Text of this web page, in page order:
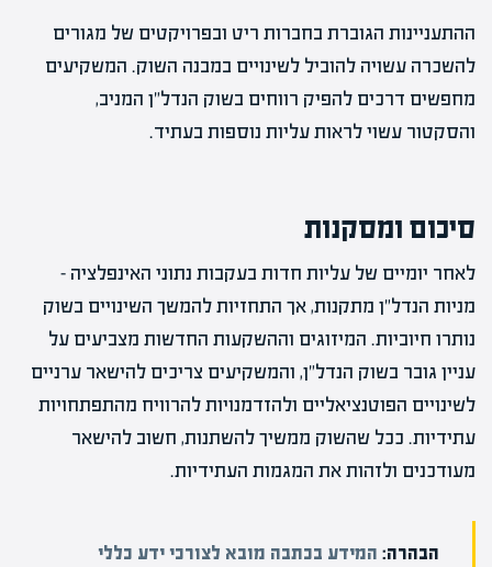
ההתעניינות הגוברת בחברות ריט ובפרויקטים של מגורים
להשכרה עשויה להוביל לשינויים במבנה השוק. המשקיעים
מחפשים דרכים להפיק רווחים בשוק הנדל"ן המניב,
והסקטור עשוי לראות עליות נוספות בעתיד.
סיכום ומסקנות
לאחר יומיים של עליות חדות בעקבות נתוני האינפלציה –
מניות הנדל"ן מתקנות, אך התחזיות להמשך השינויים בשוק
נותרו חיוביות. המיזוגים וההשקעות החדשות מצביעים על
עניין גובר בשוק הנדל"ן, והמשקיעים צריכים להישאר ערניים
לשינויים הפוטנציאליים ולהזדמנויות להרוויח מהתפתחויות
עתידיות. ככל שהשוק ממשיך להשתנות, חשוב להישאר
מעודכנים ולזהות את המגמות העתידיות.
הבהרה: המידע בכתבה מובא לצורכי ידע כללי